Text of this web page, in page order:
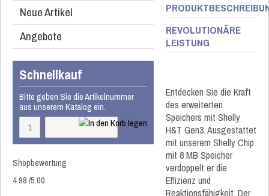
Neue Artikel
Angebote
Schnellkauf
Bitte geben Sie die Artikelnummer
aus unserem Katalog ein.
Shopbewertung
4.98/5.00
REVOLUTIONÄRE
LEISTUNG
Entdecken Sie die Kraft
des erweiterten
Speichers mit Shelly
H&T Gen3. Ausgestattet
mit unserem Shelly Chip
mit 8 MB Speicher
verdoppelt er die
Effizienz und
Reaktionsfähigkeit. Der